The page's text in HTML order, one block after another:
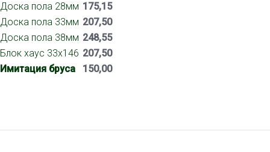
Доска пола 28мм 175,15
Доска пола 33мм 207,50
Доска пола 38мм 248,55
Блок хаус 33х146 207,50
Имитация бруса
150,00